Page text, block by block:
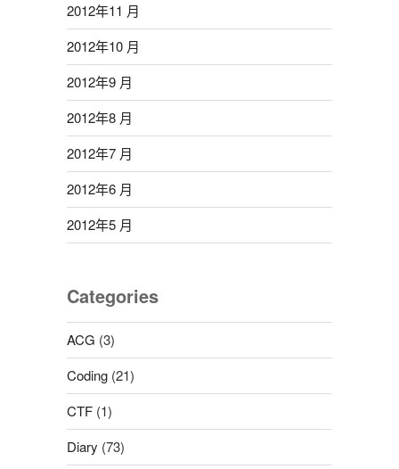
2012年11 月
2012年10 月
2012年9 月
2012年8 月
2012年7 月
2012年6 月
2012年5 月
Categories
ACG (3)
Coding(21)
CTF(1)
Diary (73)